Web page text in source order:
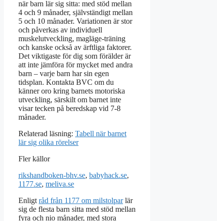
när barn lär sig sitta: med stöd mellan
4 och 9 månader, självständigt mellan
5 och 10 månader. Variationen är stor
och påverkas av individuell
muskelutveckling, magläge-träning
och kanske också av ärftliga faktorer.
Det viktigaste för dig som förälder är
att inte jämföra för mycket med andra
barn – varje barn har sin egen
tidsplan. Kontakta BVC om du
känner oro kring barnets motoriska
utveckling, särskilt om barnet inte
visar tecken på beredskap vid 7-8
månader.
Relaterad läsning: Tabell när barnet
lär sig olika rörelser
Fler källor
rikshandboken-bhv.se, babyhack.se,
1177.se, meliva.se
Enligt råd från 1177 om milstolparlär
sig de flesta barn sitta med stöd mellan
fyra och nio månader, med stora